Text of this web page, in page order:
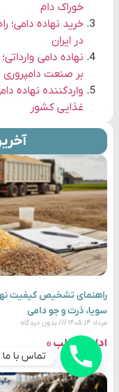
راهنمای تشخیص کیفیت
سویا، ذرت و جو دامی
مرداد ۱۴, ۱۴۰۵ بدون دیدگاه
ادامه مطلب »
خوراک دام
خرید نهاده دامی؛
در ایران
نهاده دامی
بر صنعت دامپروری
واردکننده نهاده
غذایی کشور
تماس با ما